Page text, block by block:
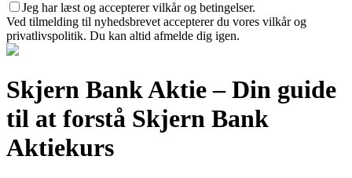
Jeg har læst og accepterer vilkår og betingelser.
Ved tilmelding til nyhedsbrevet accepterer du vores vilkår og
privatlivspolitik. Du kan altid afmelde dig igen.
Skjern Bank Aktie – Din guide
til at forstå Skjern Bank
Aktiekurs